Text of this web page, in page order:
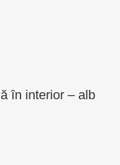
în interior – alb